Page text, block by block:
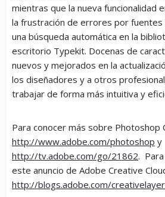
mientras que la nueva funcionalidad
la frustración de errores por
una búsqueda automática en la
escritorio Typekit. Docenas de
nuevos y mejorados en la
los diseñadores y a otros
trabajar de forma más intuitiva y
Para conocer más sobre Photoshop
http://www.adobe.com/photoshop y
http://tv.adobe.com/go/21862.
este anuncio de Adobe Creative
http://blogs.adobe.com/